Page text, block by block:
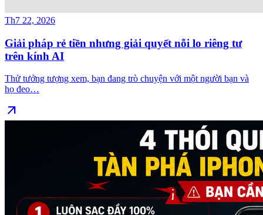
Th7 22, 2026
Giải pháp rẻ tiền nhưng giải quyết nỗi lo riêng tư
trên kính AI
Thử tưởng tượng xem, bạn đang trò chuyện với một người bạn và
họ đeo…
arrow_outward